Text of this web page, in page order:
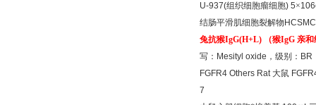
U-937(组织细胞瘤细胞) 5×
结肠平滑肌细胞裂解物
兔抗猴IgG(H+L) （猴IgG 亲和
写： Mesityl oxide ，级别： BR
FGFR4 Others Rat 大鼠
7